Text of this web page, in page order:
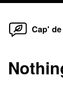
Skip
Cap'